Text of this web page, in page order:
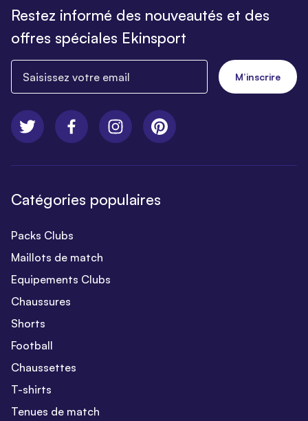
Restez informé des nouveautés et des
offres spéciales Ekinsport
M’inscrire
Catégories populaires
Packs Clubs
Maillots de match
Equipements Clubs
Chaussures
Shorts
Football
Chaussettes
T-shirts
Tenues de match